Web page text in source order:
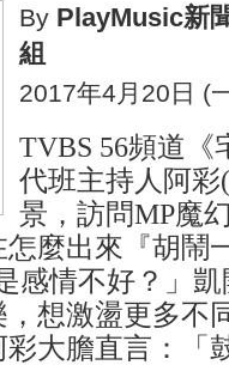
By PlayMusic新
組
2017年4月20日 (
TVBS 56頻道《
代班主持人阿
景，訪問MP魔
麼出來『胡鬧
感情不好？」
，想激盪更多不
大膽直言：「